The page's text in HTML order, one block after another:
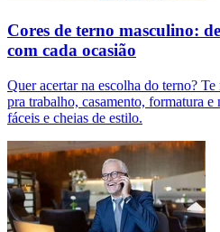
Cores de terno masculino:
com cada ocasião
Quer acertar na escolha do terno?
pra trabalho, casamento, formatura
fáceis e cheias de estilo.